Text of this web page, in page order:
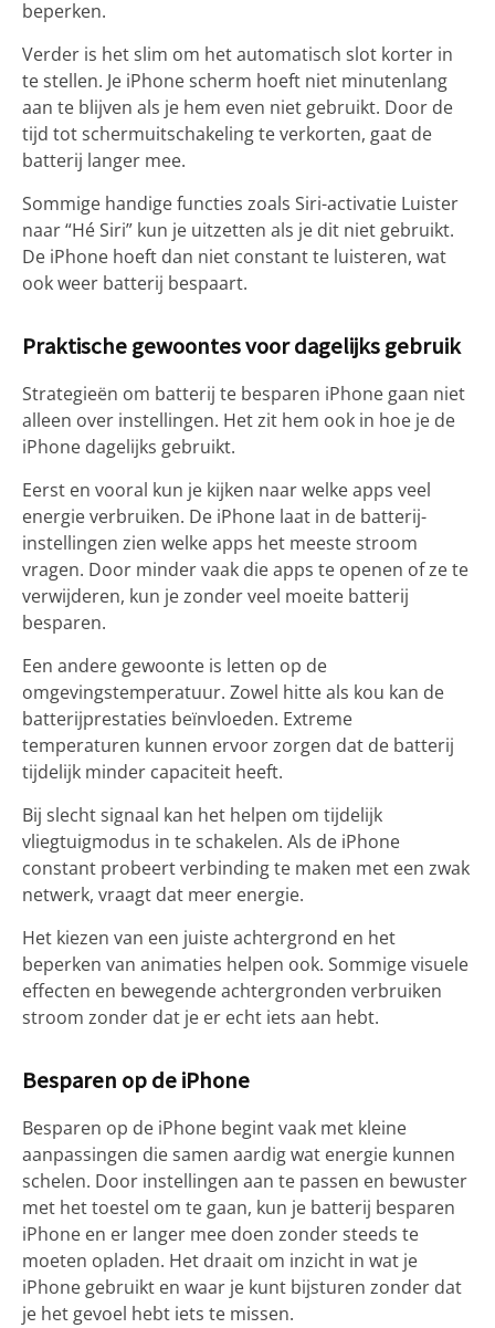
beperken.
Verder is het slim om het automatisch slot korter in
te stellen. Je iPhone scherm hoeft niet minutenlang
aan te blijven als je hem even niet gebruikt. Door de
tijd tot schermuitschakeling te verkorten, gaat de
batterij langer mee.
Sommige handige functies zoals Siri-activatie Luister
naar “Hé Siri” kun je uitzetten als je dit niet gebruikt.
De iPhone hoeft dan niet constant te luisteren, wat
ook weer batterij bespaart.
Praktische gewoontes voor dagelijks gebruik
Strategieën om batterij te besparen iPhone gaan niet
alleen over instellingen. Het zit hem ook in hoe je de
iPhone dagelijks gebruikt.
Eerst en vooral kun je kijken naar welke apps veel
energie verbruiken. De iPhone laat in de batterij-
instellingen zien welke apps het meeste stroom
vragen. Door minder vaak die apps te openen of ze te
verwijderen, kun je zonder veel moeite batterij
besparen.
Een andere gewoonte is letten op de
omgevingstemperatuur. Zowel hitte als kou kan de
batterijprestaties beïnvloeden. Extreme
temperaturen kunnen ervoor zorgen dat de batterij
tijdelijk minder capaciteit heeft.
Bij slecht signaal kan het helpen om tijdelijk
vliegtuigmodus in te schakelen. Als de iPhone
constant probeert verbinding te maken met een zwak
netwerk, vraagt dat meer energie.
Het kiezen van een juiste achtergrond en het
beperken van animaties helpen ook. Sommige visuele
effecten en bewegende achtergronden verbruiken
stroom zonder dat je er echt iets aan hebt.
Besparen op de iPhone
Besparen op de iPhone begint vaak met kleine
aanpassingen die samen aardig wat energie kunnen
schelen. Door instellingen aan te passen en bewuster
met het toestel om te gaan, kun je batterij besparen
iPhone en er langer mee doen zonder steeds te
moeten opladen. Het draait om inzicht in wat je
iPhone gebruikt en waar je kunt bijsturen zonder dat
je het gevoel hebt iets te missen.